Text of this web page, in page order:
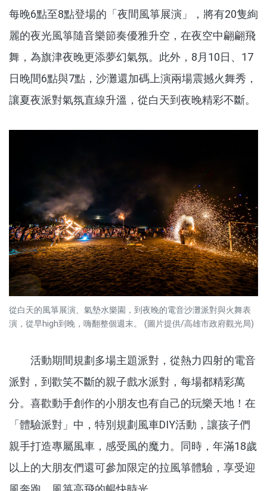
每晚6點至8點登場的「夜間風箏展演」，將有20隻絢
麗的夜光風箏隨音樂節奏優雅升空，在夜空中翩翩飛
舞，為旗津夜晚更添夢幻氣氛。此外，8月10日、17
日晚間6點與7點，沙灘還加碼上演兩場震撼火舞秀，
讓夏夜派對氣氛直線升溫，從白天到夜晚精彩不斷。
從白天的風箏展演、氣墊水樂園，到夜晚的電音沙灘派對與火舞表
演，從早high到晚，嗨翻整個週末。 (圖片提供/高雄市政府觀光局)
活動期間規劃多場主題派對，從熱力四射的電音
派對，到歡笑不斷的親子戲水派對，每場都精彩萬
分。喜歡動手創作的小朋友也有自己的玩樂天地！在
「體驗派對」中，特別規劃風車DIY活動，讓孩子們
親手打造專屬風車，感受風的魔力。同時，年滿18歲
以上的大朋友們還可參加限定的拉風箏體驗，享受迎